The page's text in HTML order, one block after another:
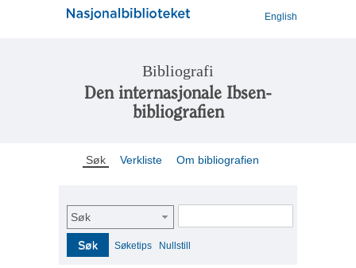
English
Bibliografi
Den internasjonale Ibsen-
bibliografien
Søk Verkliste Om bibliografien
Søk
Søk Søketips Nullstill